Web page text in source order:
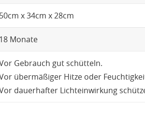
50cm x 34cm x 28cm
18 Monate
Gebrauch gut schütteln.
übermäßiger Hitze oder
dauerhafter Lichteinwirkung